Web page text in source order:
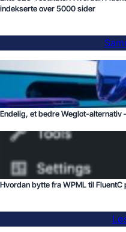
indekserte over 5000 sider
Endelig, et bedre Weglot-
Hvordan bytte fra WPML til FluentC